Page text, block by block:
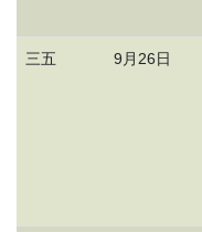
三五 9月26日